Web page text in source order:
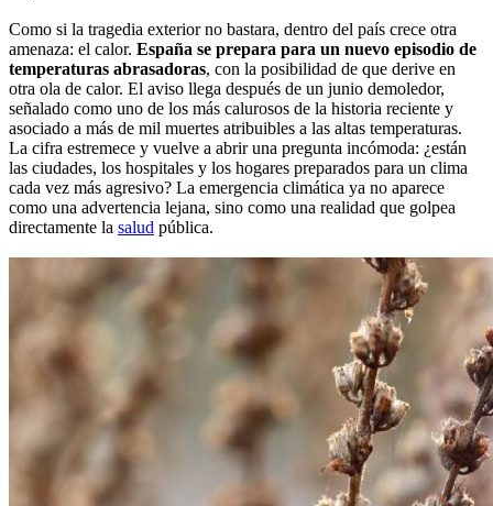
Como si la tragedia exterior no bastara, dentro del país crece otra
amenaza: el calor. España se prepara para un nuevo episodio de
temperaturas abrasadoras, con la posibilidad de que derive en
otra ola de calor. El aviso llega después de un junio demoledor,
señalado como uno de los más calurosos de la historia reciente y
asociado a más de mil muertes atribuibles a las altas temperaturas.
La cifra estremece y vuelve a abrir una pregunta incómoda: ¿están
las ciudades, los hospitales y los hogares preparados para un clima
cada vez más agresivo? La emergencia climática ya no aparece
como una advertencia lejana, sino como una realidad que golpea
directamente la salud pública.